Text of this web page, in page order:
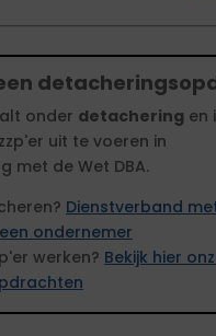
onder detachering en
uit te voeren in
met de Wet DBA.
Dienstverband
ondernemer
werken? Bekijk hier